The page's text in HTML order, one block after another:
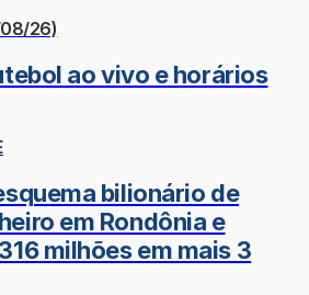
08/26)
ao vivo e horários
bilionário de
em Rondônia e
milhões em mais 3